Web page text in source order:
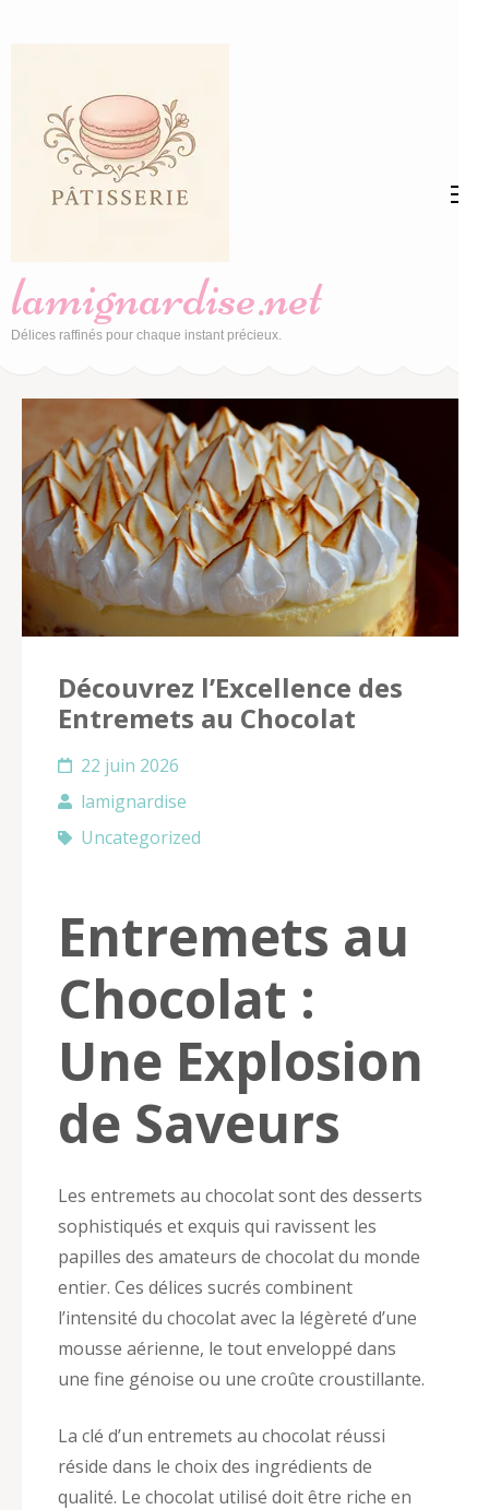
(Pressez
Entrée)
lamignardise.net
Délices raffinés pour chaque instant précieux.
Découvrez l’Excellence des
Entremets au Chocolat
22 juin 2026
lamignardise
Uncategorized
Entremets au
Chocolat :
Une Explosion
de Saveurs
Les entremets au chocolat sont des desserts
sophistiqués et exquis qui ravissent les
papilles des amateurs de chocolat du monde
entier. Ces délices sucrés combinent
l’intensité du chocolat avec la légèreté d’une
mousse aérienne, le tout enveloppé dans
une fine génoise ou une croûte croustillante.
La clé d’un entremets au chocolat réussi
réside dans le choix des ingrédients de
qualité. Le chocolat utilisé doit être riche en